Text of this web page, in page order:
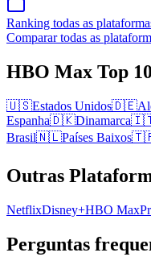
Ranking todas as
Comparar todas as
HBO Max Top 10
🇺🇸Estados Unidos🇩🇪
Espanha🇩🇰Dinamarca
Brasil🇳🇱Países Baixos
Outras
NetflixDisney+HBO Max
Perguntas